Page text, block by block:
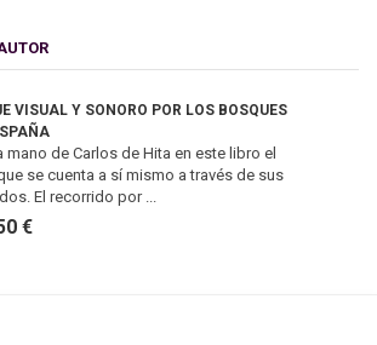
VISUAL Y SONORO POR LOS BOSQUES
mano de Carlos de Hita en este libro el
se cuenta a sí mismo a través de sus
El recorrido por ...
€